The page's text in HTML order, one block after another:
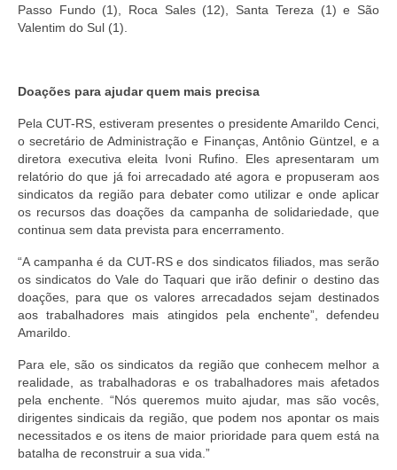
Passo Fundo (1), Roca Sales (12), Santa Tereza (1) e São
Valentim do Sul (1).
Doações para ajudar quem mais precisa
Pela CUT-RS, estiveram presentes o presidente Amarildo Cenci,
o secretário de Administração e Finanças, Antônio Güntzel, e a
diretora executiva eleita Ivoni Rufino. Eles apresentaram um
relatório do que já foi arrecadado até agora e propuseram aos
sindicatos da região para debater como utilizar e onde aplicar
os recursos das doações da campanha de solidariedade, que
continua sem data prevista para encerramento.
“A campanha é da CUT-RS e dos sindicatos filiados, mas serão
os sindicatos do Vale do Taquari que irão definir o destino das
doações, para que os valores arrecadados sejam destinados
aos trabalhadores mais atingidos pela enchente”, defendeu
Amarildo.
Para ele, são os sindicatos da região que conhecem melhor a
realidade, as trabalhadoras e os trabalhadores mais afetados
pela enchente. “Nós queremos muito ajudar, mas são vocês,
dirigentes sindicais da região, que podem nos apontar os mais
necessitados e os itens de maior prioridade para quem está na
batalha de reconstruir a sua vida.”